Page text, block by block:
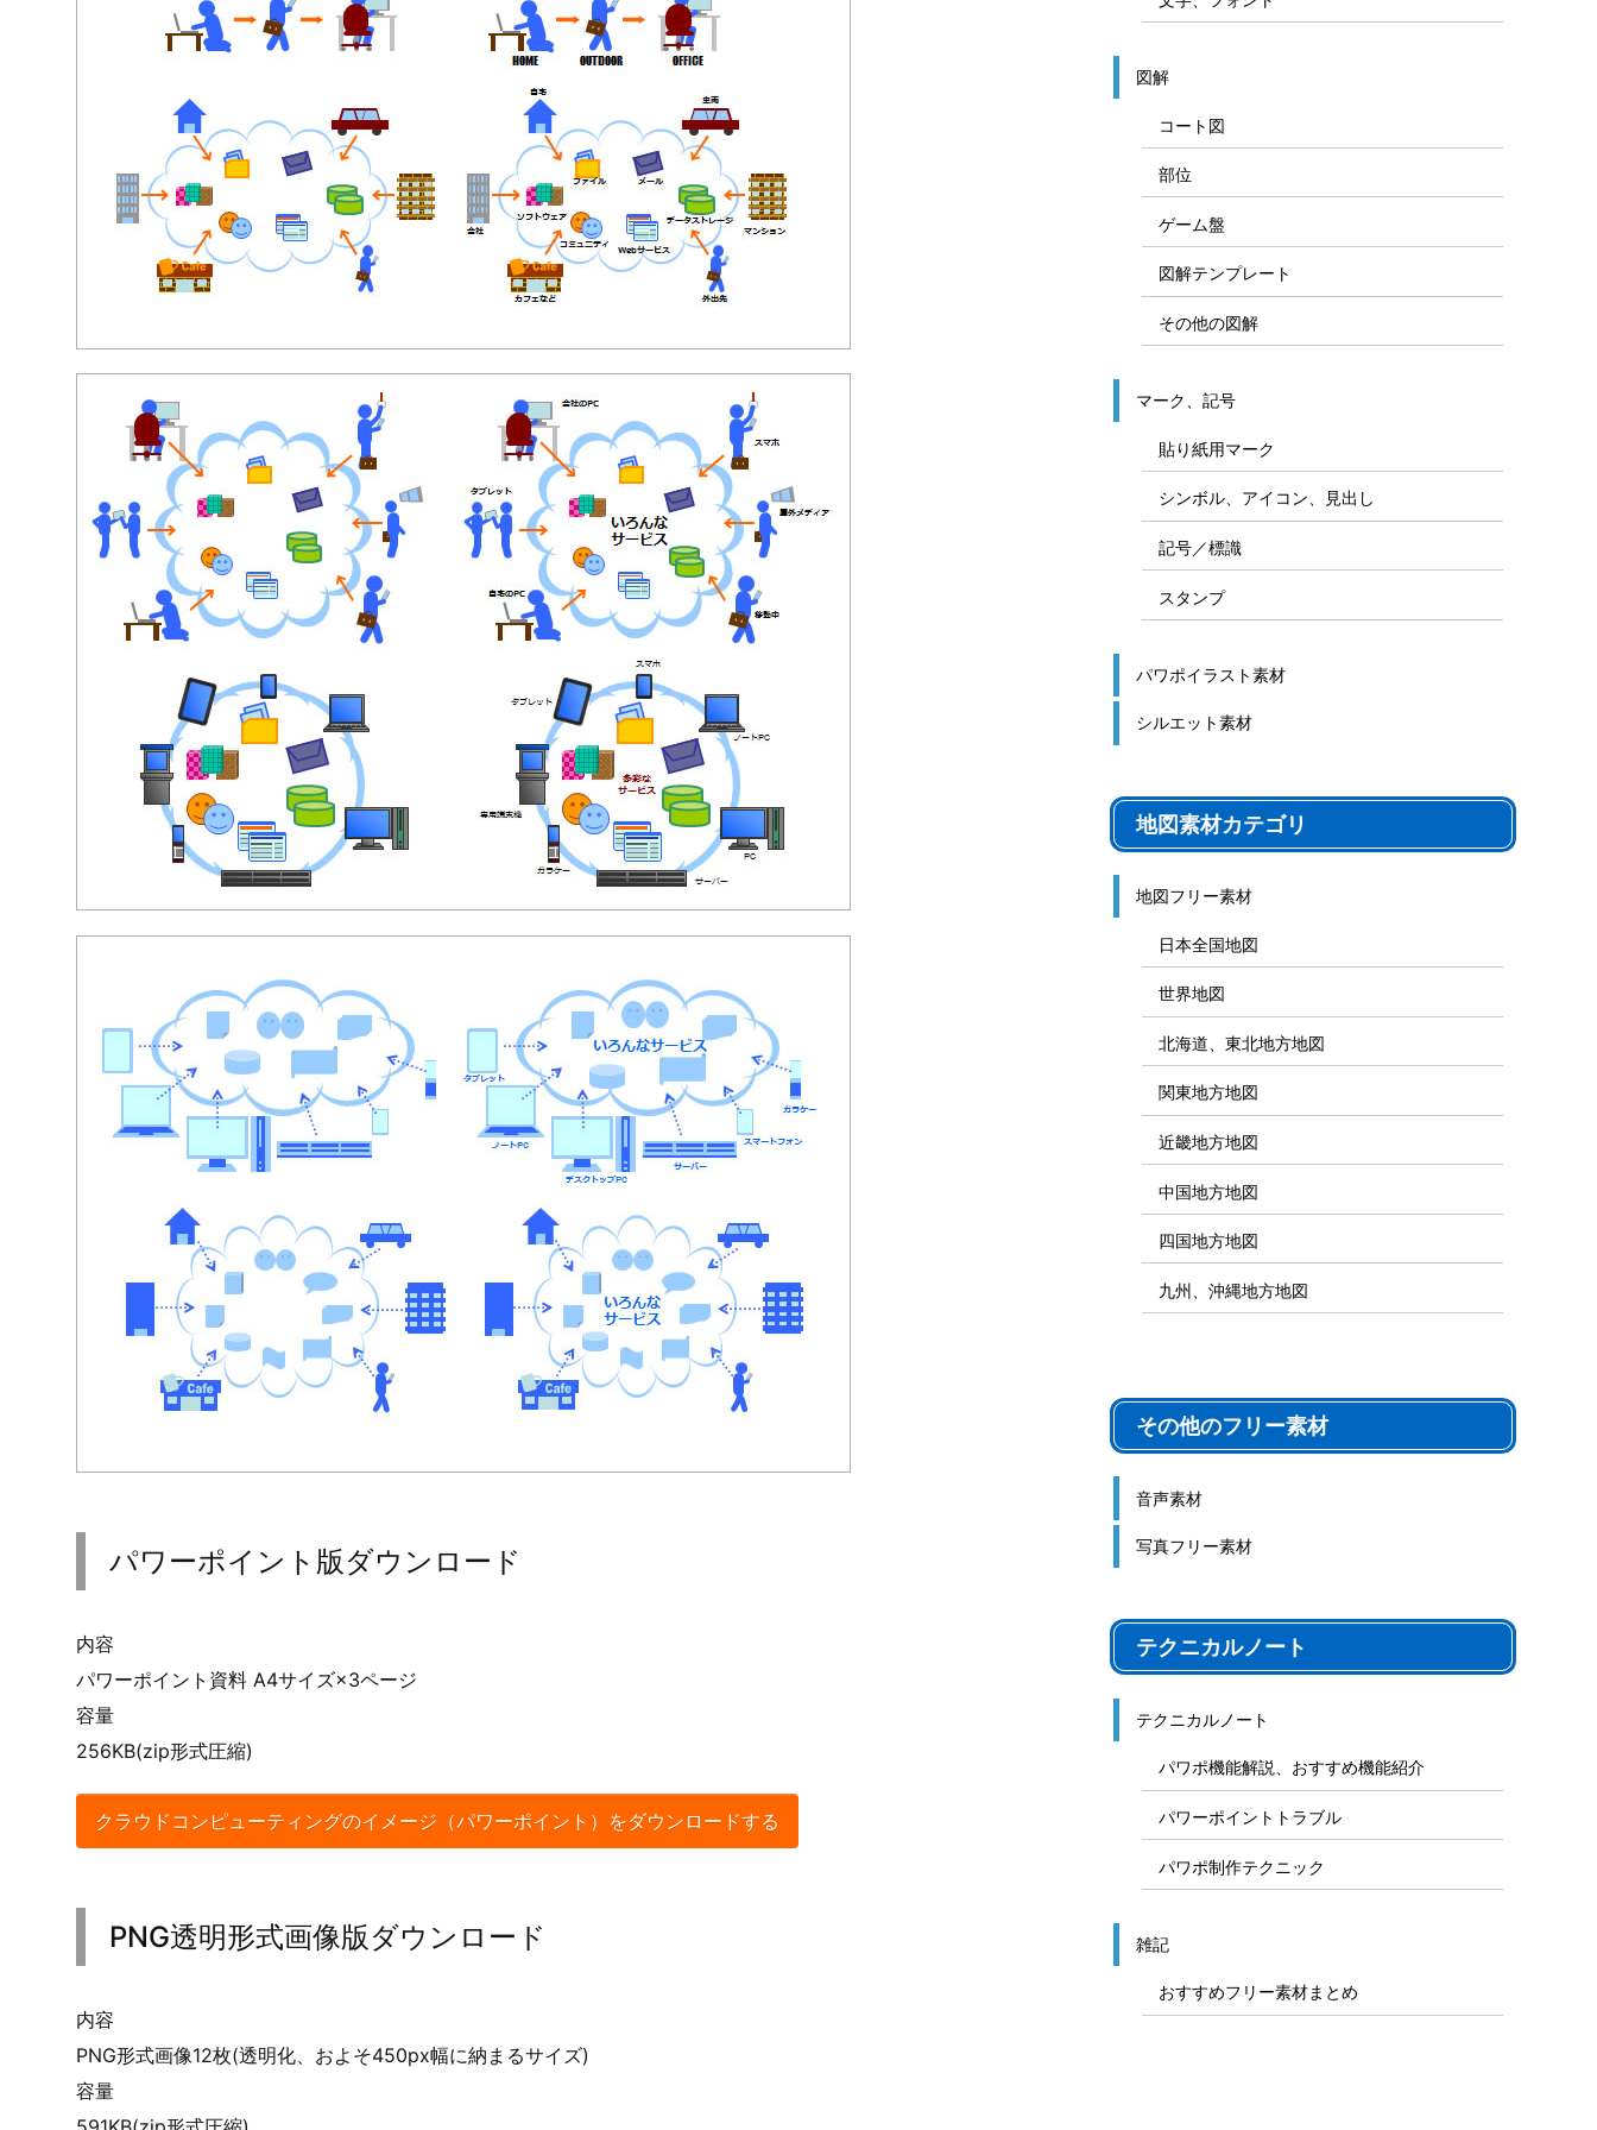
パワーポイント版ダウンロード
内容
パワーポイント資料 A4サイズ×3ページ
容量
256KB(zip形式圧縮)
クラウドコンピューティングのイメージ（パワーポイント）をダウンロードする
PNG透明形式画像版ダウンロード
内容
PNG形式画像12枚(透明化、およそ450px幅に納まるサイズ)
容量
図解
コート図
部位
ゲーム盤
図解テンプレート
その他の図解
マーク、記号
貼り紙用マーク
シンボル、アイコン、見出し
記号／標識
スタンプ
パワポイラスト素材
シルエット素材
地図素材カテゴリ
地図フリー素材
日本全国地図
世界地図
北海道、東北地方地図
関東地方地図
近畿地方地図
中国地方地図
四国地方地図
九州、沖縄地方地図
その他のフリー素材
音声素材
写真フリー素材
テクニカルノート
テクニカルノート
パワポ機能解説、おすすめ機能紹介
パワーポイントトラブル
パワポ制作テクニック
雑記
おすすめフリー素材まとめ